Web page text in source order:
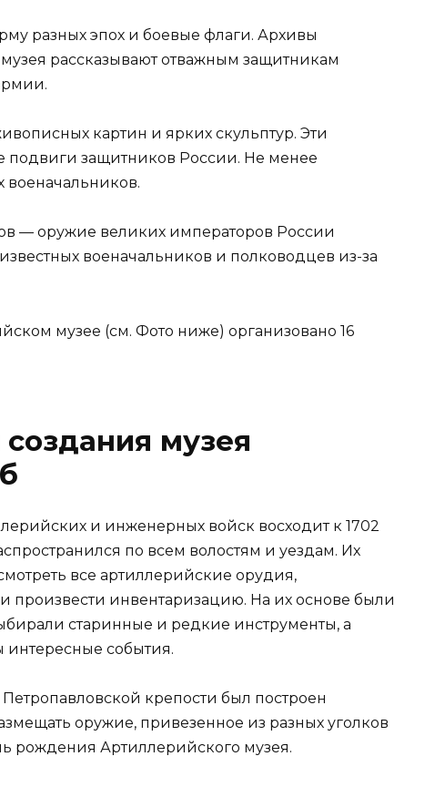
разных эпох и боевые флаги. Архивы
рассказывают отважным защитникам
картин и ярких скульптур. Эти
подвиги защитников России. Не менее
военачальников.
— оружие великих императоров России
военачальников и полководцев из-за
музее (см. Фото ниже) организовано 16
музея
и инженерных войск восходит к 1702
по всем волостям и уездам. Их
все артиллерийские орудия,
произвести инвентаризацию. На их основе были
старинные и редкие инструменты, а
интересные события.
крепости был построен
оружие, привезенное из разных уголков
рождения Артиллерийского музея.